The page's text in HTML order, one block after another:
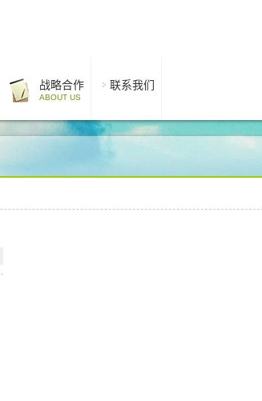
战略合作
ABOUT US
联系我们